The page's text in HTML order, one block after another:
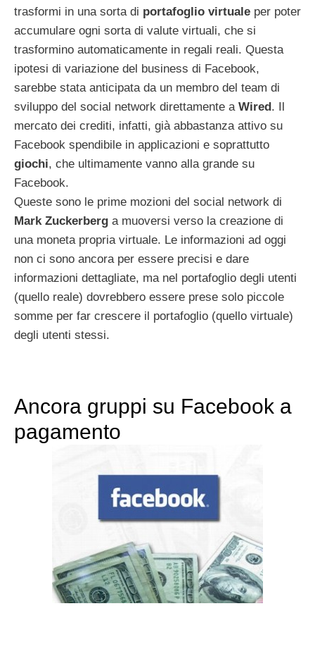
trasformi in una sorta di portafoglio virtuale per poter
accumulare ogni sorta di valute virtuali, che si
trasformino automaticamente in regali reali. Questa
ipotesi di variazione del business di Facebook,
sarebbe stata anticipata da un membro del team di
sviluppo del social network direttamente a Wired. Il
mercato dei crediti, infatti, già abbastanza attivo su
Facebook spendibile in applicazioni e soprattutto
giochi, che ultimamente vanno alla grande su
Facebook.
Queste sono le prime mozioni del social network di
Mark Zuckerberg a muoversi verso la creazione di
una moneta propria virtuale. Le informazioni ad oggi
non ci sono ancora per essere precisi e dare
informazioni dettagliate, ma nel portafoglio degli utenti
(quello reale) dovrebbero essere prese solo piccole
somme per far crescere il portafoglio (quello virtuale)
degli utenti stessi.
Ancora gruppi su Facebook a
pagamento